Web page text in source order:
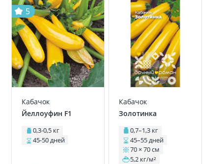
5
Кабачок
Йеллоуфин F1
0,3-0,5 кг
45-50 дней
Кабачок
Золотинка
0,7–1,3 кг
45–55 дней
70 × 70 см
5,2 кг/м²